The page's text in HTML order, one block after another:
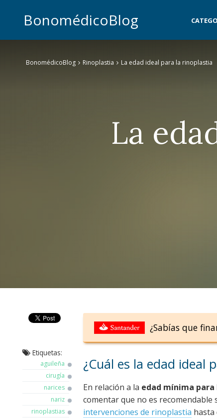
BonomédicoBlog
BonomédicoBlog Rinoplastia La edad ideal para la rinoplastia
La
Etiquetas:
aguileña
cirugía
narices
nariz
rinoplastias
¿Sabías que
¿Cuál es la edad ideal
En relación a la edad mínima
comentar que no es recomendable
intervenciones de rinoplastia hasta